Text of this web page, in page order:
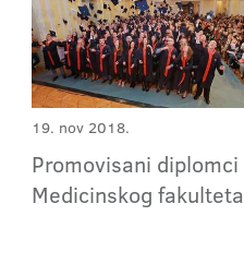
19. nov 2018.
Promovisani diplomci
Medicinskog fakulteta